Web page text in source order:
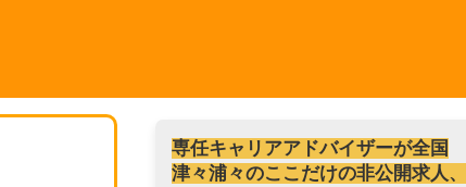
専任キャリアアドバイザーが全国
津々浦々のここだけの非公開求人、